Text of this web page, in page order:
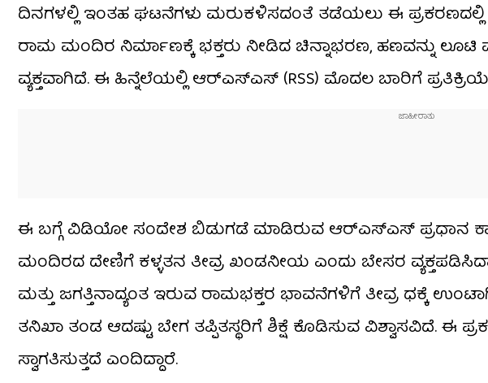
ದಿನಗಳಲ್ಲಿ ಇಂತಹ ಘಟನೆಗಳು ಮರುಕಳಿಸದಂತೆ ತಡೆಯಲು ಈ ಪ್ರಕರಣದಲ್ಲಿ
ರಾಮ ಮಂದಿರ ನಿರ್ಮಾಣಕ್ಕೆ ಭಕ್ತರು ನೀಡಿದ ಚಿನ್ನಾಭರಣ, ಹಣವನ್ನು ಲೂಟಿ
ವ್ಯಕ್ತವಾಗಿದೆ. ಈ ಹಿನ್ನೆಲೆಯಲ್ಲಿ ಆರ್​ಎಸ್​ಎಸ್​ (RSS) ಮೊದಲ ಬಾರಿಗೆ
ಈ ಬಗ್ಗೆ ವಿಡಿಯೋ ಸಂದೇಶ ಬಿಡುಗಡೆ ಮಾಡಿರುವ ಆರ್​ಎಸ್​ಎಸ್​ ಪ್ರಧಾನ
ಮಂದಿರದ ದೇಣಿಗೆ ಕಳ್ಳತನ ತೀವ್ರ ಖಂಡನೀಯ ಎಂದು ಬೇಸರ
ಮತ್ತು ಜಗತ್ತಿನಾದ್ಯಂತ ಇರುವ ರಾಮಭಕ್ತರ ಭಾವನೆಗಳಿಗೆ ತೀವ್ರ ಧಕ್ಕೆ
ತನಿಖಾ ತಂಡ ಆದಷ್ಟು ಬೇಗ ತಪ್ಪಿತಸ್ಥರಿಗೆ ಶಿಕ್ಷೆ ಕೊಡಿಸುವ ವಿಶ್ವಾಸವಿದೆ. ಈ
ಸ್ವಾಗತಿಸುತ್ತದೆ ಎಂದಿದ್ದಾರೆ.